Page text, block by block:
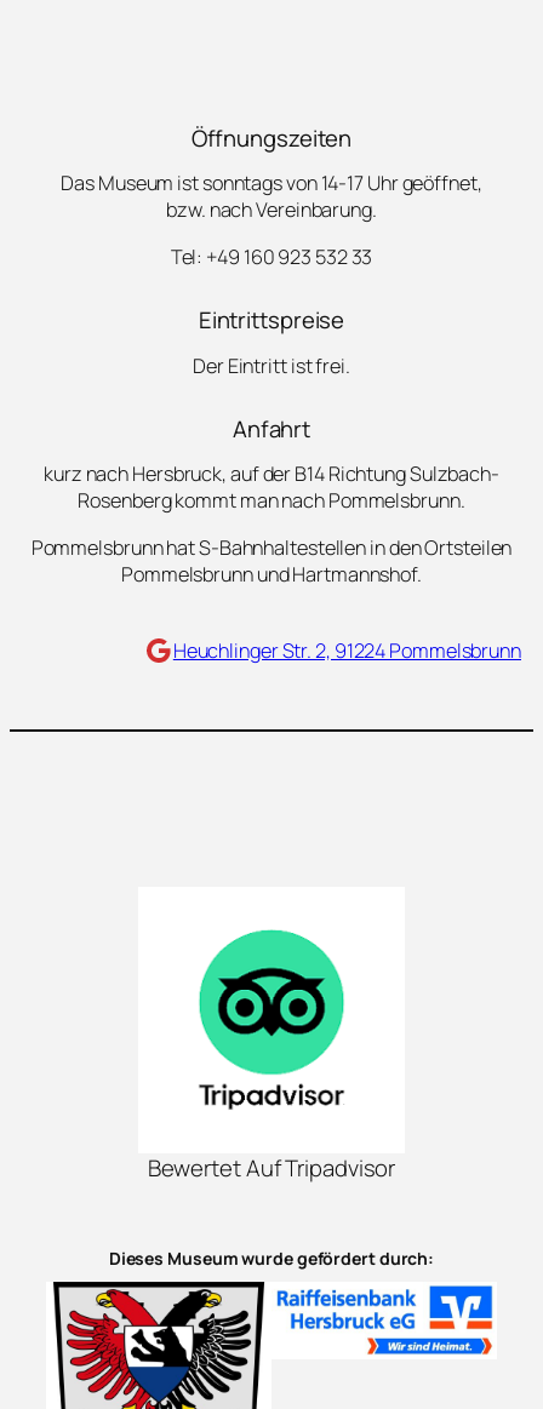
Öffnungszeiten
Das Museum ist sonntags von 14-17 Uhr geöffnet,
bzw. nach Vereinbarung.
Tel: +49 160 923 532 33
Eintrittspreise
Der Eintritt ist frei.
Anfahrt
kurz nach Hersbruck, auf der B14 Richtung Sulzbach-
Rosenberg kommt man nach Pommelsbrunn.
Pommelsbrunn hat S-Bahnhaltestellen in den Ortsteilen
Pommelsbrunn und Hartmannshof.
Maps Heuchlinger Str. 2, 91224 Pommelsbrunn
Bewertet Auf Tripadvisor
Dieses Museum wurde gefördert durch: